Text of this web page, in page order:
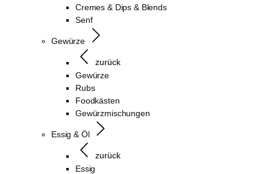
Cremes & Dips & Blends
Senf
Gewürze
zurück
Gewürze
Rubs
Foodkästen
Gewürzmischungen
Essig & Öl
zurück
Essig